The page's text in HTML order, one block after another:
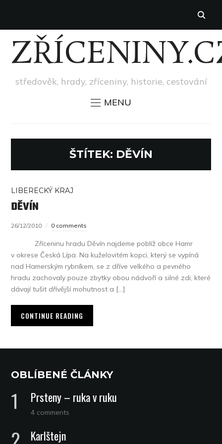
středověk, hrady, zříceniny, historie, cestování
MENU
ŠTÍTEK: DĚVÍN
LIBERECKÝ KRAJ
DĚVÍN
26/12/2010 0 comments
Zříceninu hradu Děvín najdeme poblíž obce Hamr
v okrese Česká Lípa. Na kuželovitém kopci, který se vypíná
nad Hamerským rybníkem, se z dříve velkého a pevného
hradu zachovaly pouze zbytky obou nádvoří a silné zdi, které
dávají tušit dřívější mohutnost a […]
CONTINUE READING
OBLÍBENÉ ČLÁNKY
Prsteny – ruka v ruku
4 comments
Karlštejn